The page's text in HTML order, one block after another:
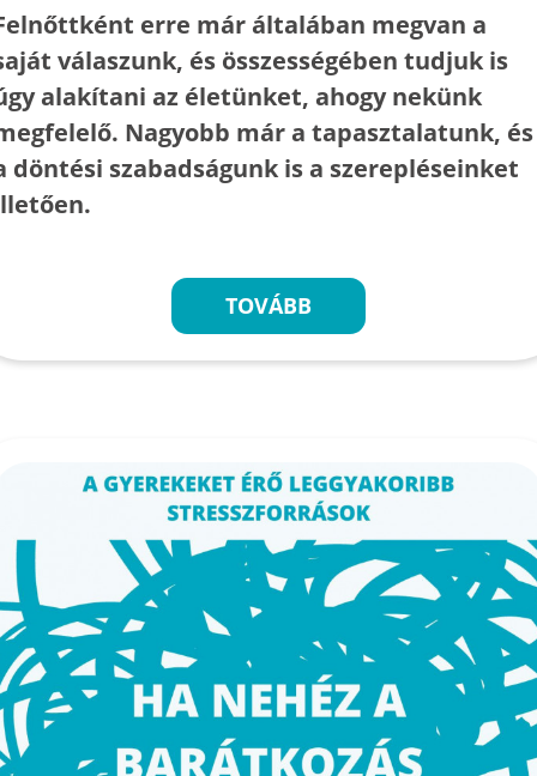
erre már általában megvan a
válaszunk, és összességében tudjuk is
alakítani az életünket, ahogy nekünk
Nagyobb már a tapasztalatunk, és
döntési szabadságunk is a szerepléseinket
TOVÁBB